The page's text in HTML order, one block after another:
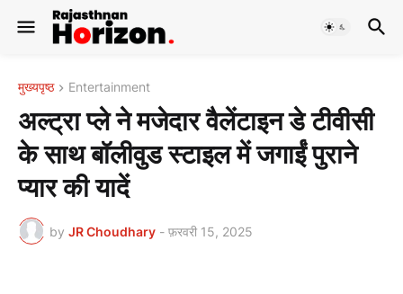
मुख्यपृष्ठ Entertainment
अल्ट्रा प्ले ने मजेदार वैलेंटाइन डे टीवीसी
के साथ बॉलीवुड स्टाइल में जगाईं पुराने
प्यार की यादें
by JR Choudhary - फ़रवरी 15, 2025